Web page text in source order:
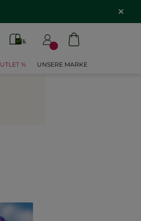
% UNSERE MARKE